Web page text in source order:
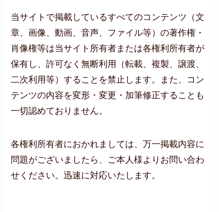
当サイトで掲載しているすべてのコンテンツ（文
章、画像、動画、音声、ファイル等）の著作権・
肖像権等は当サイト所有者または各権利所有者が
保有し、許可なく無断利用（転載、複製、譲渡、
二次利用等）することを禁止します。また、コン
テンツの内容を変形・変更・加筆修正することも
一切認めておりません。
各権利所有者におかれましては、万一掲載内容に
問題がございましたら、ご本人様よりお問い合わ
せください。迅速に対応いたします。